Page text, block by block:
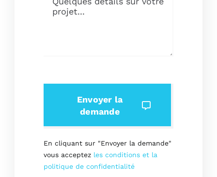
Envoyer la
demande
En cliquant sur "Envoyer la demande"
vous acceptez les conditions et la
politique de confidentialité